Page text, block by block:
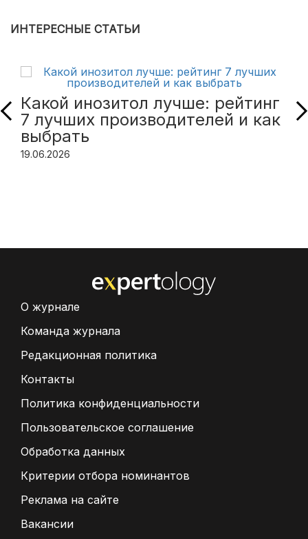
ИНТЕРЕСНЫЕ СТАТЬИ
Какой инозитол лучше: рейтинг
7 лучших производителей и как
выбрать
19.06.2026
О журнале
Команда журнала
Редакционная политика
Контакты
Политика конфиденциальности
Пользовательское соглашение
Обработка данных
Критерии отбора номинантов
Реклама на сайте
Вакансии